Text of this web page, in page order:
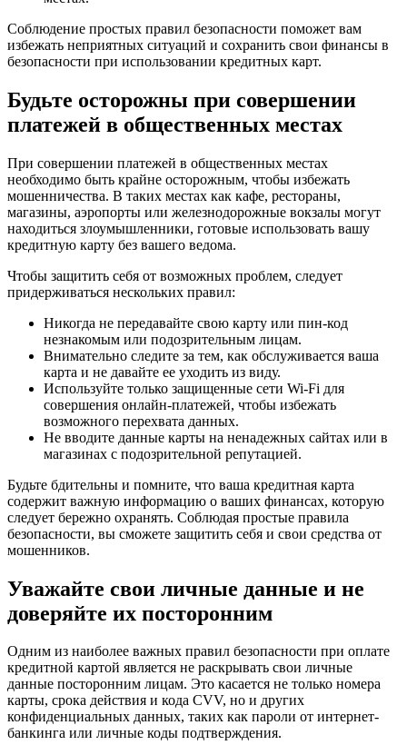
Соблюдение простых правил безопасности поможет вам
избежать неприятных ситуаций и сохранить свои финансы в
безопасности при использовании кредитных карт.
Будьте осторожны при совершении
платежей в общественных местах
При совершении платежей в общественных местах
необходимо быть крайне осторожным, чтобы избежать
мошенничества. В таких местах как кафе, рестораны,
магазины, аэропорты или железнодорожные вокзалы могут
находиться злоумышленники, готовые использовать вашу
кредитную карту без вашего ведома.
Чтобы защитить себя от возможных проблем, следует
придерживаться нескольких правил:
Никогда не передавайте свою карту или пин-код
незнакомым или подозрительным лицам.
Внимательно следите за тем, как обслуживается ваша
карта и не давайте ее уходить из виду.
Используйте только защищенные сети Wi-Fi для
совершения онлайн-платежей, чтобы избежать
возможного перехвата данных.
Не вводите данные карты на ненадежных сайтах или в
магазинах с подозрительной репутацией.
Будьте бдительны и помните, что ваша кредитная карта
содержит важную информацию о ваших финансах, которую
следует бережно охранять. Соблюдая простые правила
безопасности, вы сможете защитить себя и свои средства от
мошенников.
Уважайте свои личные данные и не
доверяйте их посторонним
Одним из наиболее важных правил безопасности при оплате
кредитной картой является не раскрывать свои личные
данные посторонним лицам. Это касается не только номера
карты, срока действия и кода CVV, но и других
конфиденциальных данных, таких как пароли от интернет-
банкинга или личные коды подтверждения.